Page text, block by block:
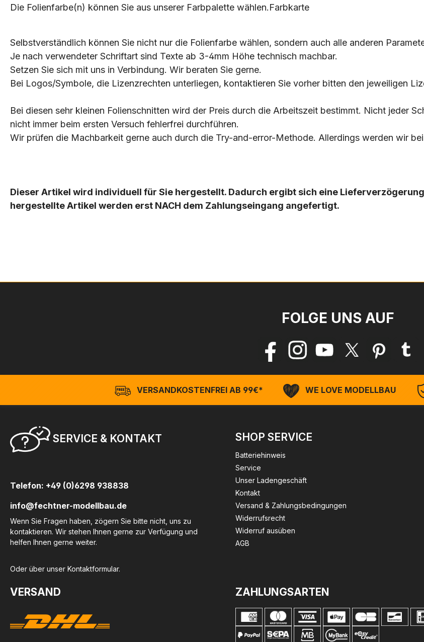
Die Folienfarbe(n) können Sie aus unserer Farbpalette wählen.Farbkarte
Selbstverständlich können Sie nicht nur die Folienfarbe wählen, sondern auch alle anderen
Je nach verwendeter Schriftart sind Texte ab 3-4mm Höhe technisch machbar.
Setzen Sie sich mit uns in Verbindung. Wir beraten Sie gerne.
Bei Logos/Symbole, die Lizenzrechten unterliegen, kontaktieren Sie vorher bitten den jeweiligen
Bei diesen sehr kleinen Folienschnitten wird der Preis durch die Arbeitszeit bestimmt. Nicht jeder
nicht immer beim ersten Versuch fehlerfrei durchführen.
Wir prüfen die Machbarkeit gerne auch durch die Try-and-error-Methode. Allerdings werden wir
Dieser Artikel wird individuell für Sie hergestellt. Dadurch ergibt sich eine
hergestellte Artikel werden erst NACH dem Zahlungseingang angefertigt.
FOLGE UNS AUF
VERSANDKOSTENFREI AB 99€* WE LOVE MODELLBAU
SERVICE & KONTAKT
Telefon: +49 (0)6298 938838
info@fechtner-modellbau.de
Wenn Sie Fragen haben, zögern Sie bitte nicht, uns zu
kontaktieren. Wir stehen Ihnen gerne zur Verfügung und
helfen Ihnen gerne weiter.
Oder über unser Kontaktformular.
SHOP SERVICE
Batteriehinweis
Service
Unser Ladengeschäft
Kontakt
Versand & Zahlungsbedingungen
Widerrufsrecht
Widerruf ausüben
AGB
VERSAND ZAHLUNGSARTEN